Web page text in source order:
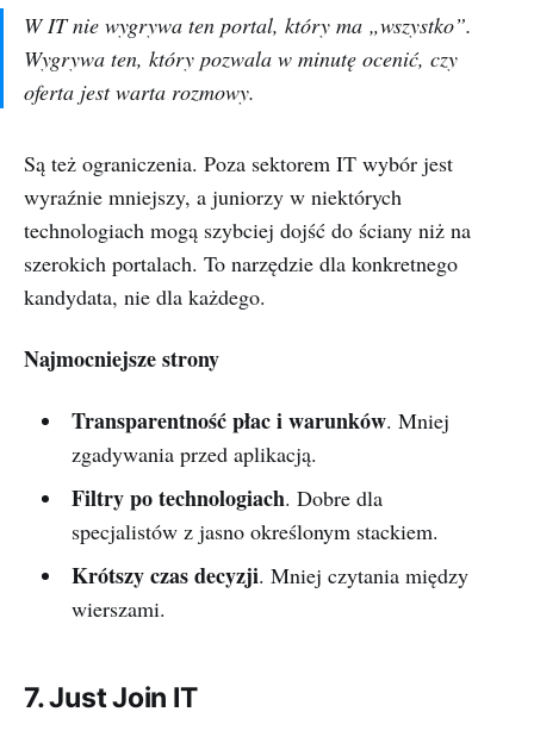
W IT nie wygrywa ten portal, który ma „wszystko”.
Wygrywa ten, który pozwala w minutę ocenić, czy
oferta jest warta rozmowy.
Są też ograniczenia. Poza sektorem IT wybór jest
wyraźnie mniejszy, a juniorzy w niektórych
technologiach mogą szybciej dojść do ściany niż na
szerokich portalach. To narzędzie dla konkretnego
kandydata, nie dla każdego.
Najmocniejsze strony
Transparentność płac i warunków. Mniej
zgadywania przed aplikacją.
Filtry po technologiach. Dobre dla
specjalistów z jasno określonym stackiem.
Krótszy czas decyzji. Mniej czytania między
wierszami.
7. Just Join IT